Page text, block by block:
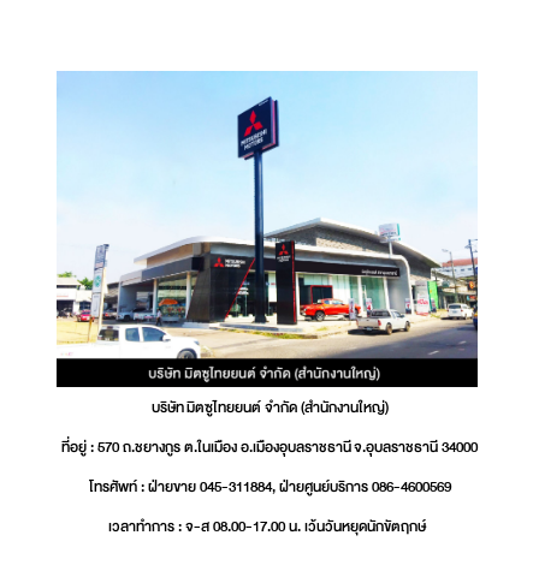
บริษัท มิตซูไทยยนต์ จำกัด (สำนักงานใหญ่)
ที่อยู่ : 570 ถ.ชยางกูร ต.ในเมือง อ.เมืองอุบลราชธานี จ.อุบลราชธานี 34000
โทรศัพท์ : ฝ่ายขาย 045-311884, ฝ่ายศูนย์บริการ 086-4600569
เวลาทำการ : จ-ส 08.00-17.00 น. เว้นวันหยุดนักขัตฤกษ์